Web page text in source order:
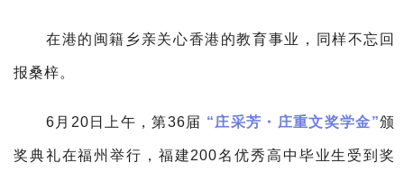
在港的闽籍乡亲关心香港的教育事业，同样不忘回
报桑梓。
6月20日上午，第36届 “庄采芳・庄重文奖学金”颁
奖典礼在福州举行，福建200名优秀高中毕业生受到奖